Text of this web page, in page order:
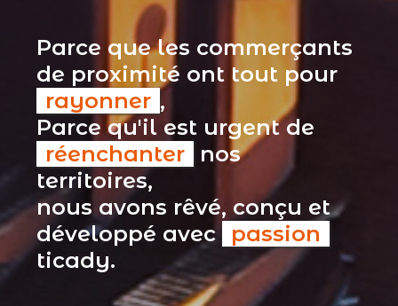
Parce que les commerçants
de proximité ont tout pour
rayonner ,
Parce qu'il est urgent de
réenchanter
nos
territoires,
nous avons rêvé, conçu et
développé avec passion
ticady.